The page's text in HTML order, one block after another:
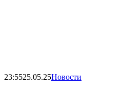
23:5525.05.25Новости